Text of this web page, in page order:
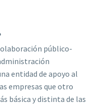
público-
entidad de apoyo al
empresas que otro
básica y distinta de las